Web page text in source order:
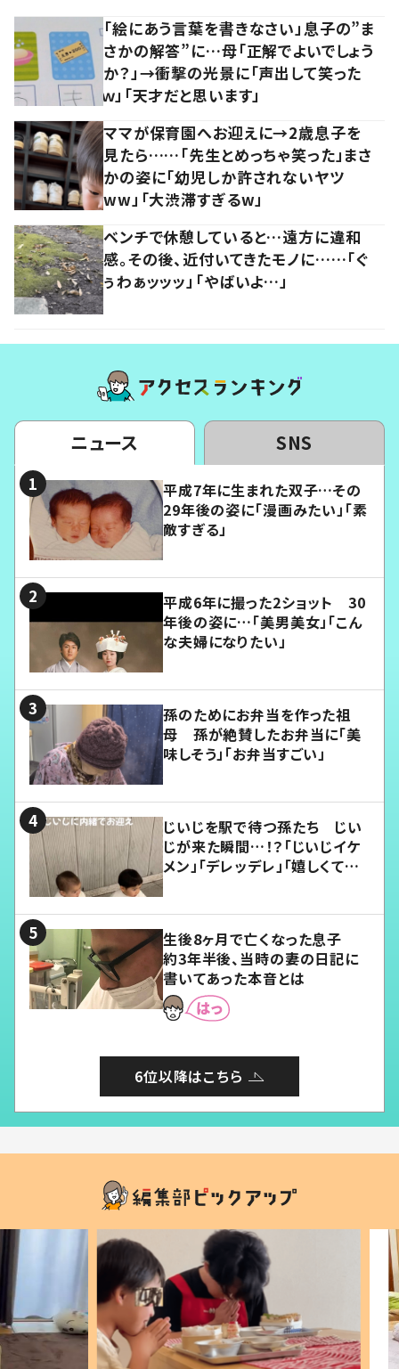
「絵にあう言葉を書きなさい」息子の”ま
さかの解答”に…母「正解でよいでしょう
か？」→衝撃の光景に「声出して笑った
ｗ」「天才だと思います」
ママが保育園へお迎えに→2歳息子を
見たら……「先生とめっちゃ笑った」まさ
かの姿に「幼児しか許されないヤツ
ww」「大渋滞すぎるw」
ベンチで休憩していると…遠方に違和
感。その後、近付いてきたモノに……「ぐ
ぅわぁッッッ」「やばいよ…」
ニュース SNS
平成7年に生まれた双子…その
29年後の姿に「漫画みたい」「素
敵すぎる」
平成6年に撮った2ショット 30
年後の姿に…「美男美女」「こん
な夫婦になりたい」
孫のためにお弁当を作った祖
母 孫が絶賛したお弁当に「美
味しそう」「お弁当すごい」
じいじを駅で待つ孫たち じい
じが来た瞬間…！？「じいじイケ
メン」「デレッデレ」「嬉しくて可
生後8ヶ月で亡くなった息子
約3年半後、当時の妻の日記に
書いてあった本音とは
6位以降はこちら